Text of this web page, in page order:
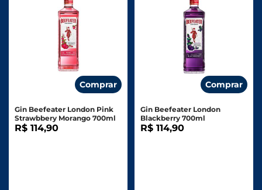
Comprar
Gin Beefeater London Pink
Strawbbery Morango 700ml
R$ 114,90
Comprar
Gin Beefeater London
Blackberry 700ml
R$ 114,90